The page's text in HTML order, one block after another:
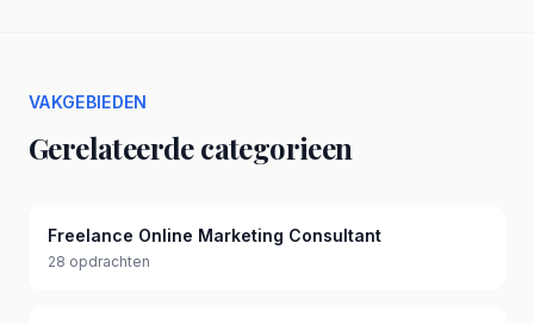
VAKGEBIEDEN
Gerelateerde categorieen
Freelance Online Marketing Consultant
28 opdrachten